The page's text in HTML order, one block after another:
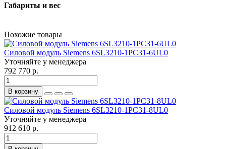
Габариты и вес
Похожие товары
Силовой модуль Siemens 6SL3210-1PC31-6UL0
Уточняйте у менеджера
792 770 р.
В корзину
Силовой модуль Siemens 6SL3210-1PC31-8UL0
Уточняйте у менеджера
912 610 р.